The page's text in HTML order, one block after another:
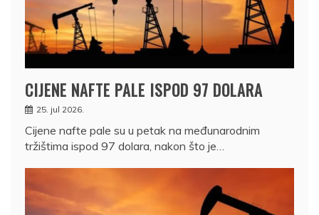
CIJENE NAFTE PALE ISPOD 97 DOLARA
25. jul 2026.
Cijene nafte pale su u petak na međunarodnim
tržištima ispod 97 dolara, nakon što je…